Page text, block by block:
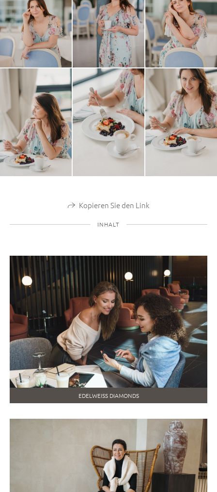
Kopieren Sie den Link
INHALT
EDELWEISS DIAMONDS